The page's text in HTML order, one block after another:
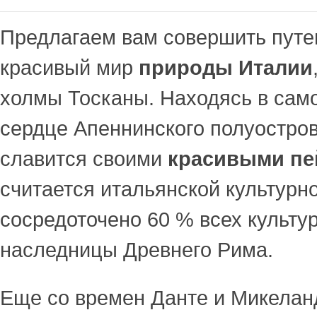
Предлагаем вам совершить
красивый мир природы Италии
холмы Тосканы. Находясь в
сердце Апеннинского
славится своими красивыми
считается итальянской
сосредоточено 60 % всех
наследницы Древнего Рима.
Еще со времен Данте и